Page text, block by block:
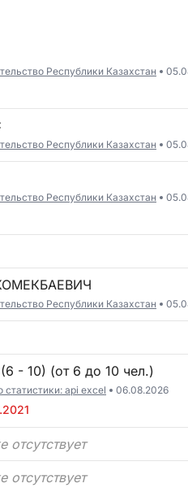
Республики Казахстан
Республики Казахстан
Республики Казахстан
Республики Казахстан
- 10) (от 6 до 10 чел.)
api excel 06.08.2026
отсутствует
отсутствует